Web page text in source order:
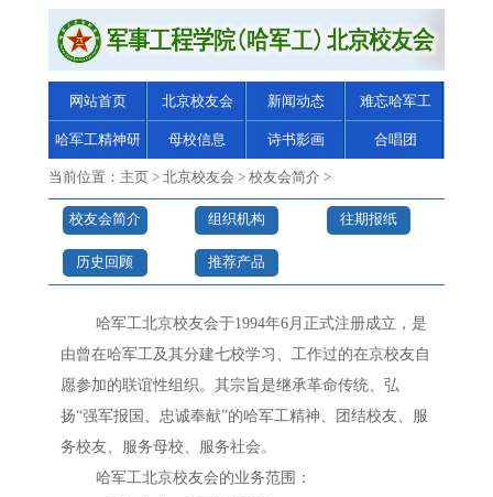
网站首页 北京校友会 新闻动态 难忘哈军工
哈军工精神研
究
母校信息 诗书影画 合唱团
当前位置： 主页 > 北京校友会 > 校友会简介 >
校友会简介 组织机构 往期报纸
历史回顾 推荐产品
哈军工北京校友会于1994年6月正式注册成立，是
由曾在哈军工及其分建七校学习、工作过的在京校友自
愿参加的联谊性组织。其宗旨是继承革命传统、弘
扬“强军报国、忠诚奉献”的哈军工精神、团结校友、服
务校友、服务母校、服务社会。
哈军工北京校友会的业务范围：